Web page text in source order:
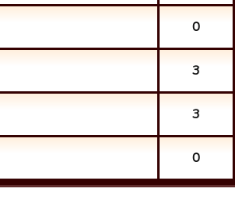
0
3
3
0